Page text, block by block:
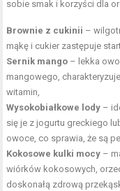
sobie smak i korzyści dla
Brownie z cukinii –
mąkę i cukier zastępuje
Sernik mango – lekka
mangowego,
witamin,
Wysokobiałkowe lody –
się je z jogurtu greckiego
owoce, co sprawia, że są
Kokosowe kulki mocy –
wiórków kokosowych,
doskonałą zdrową